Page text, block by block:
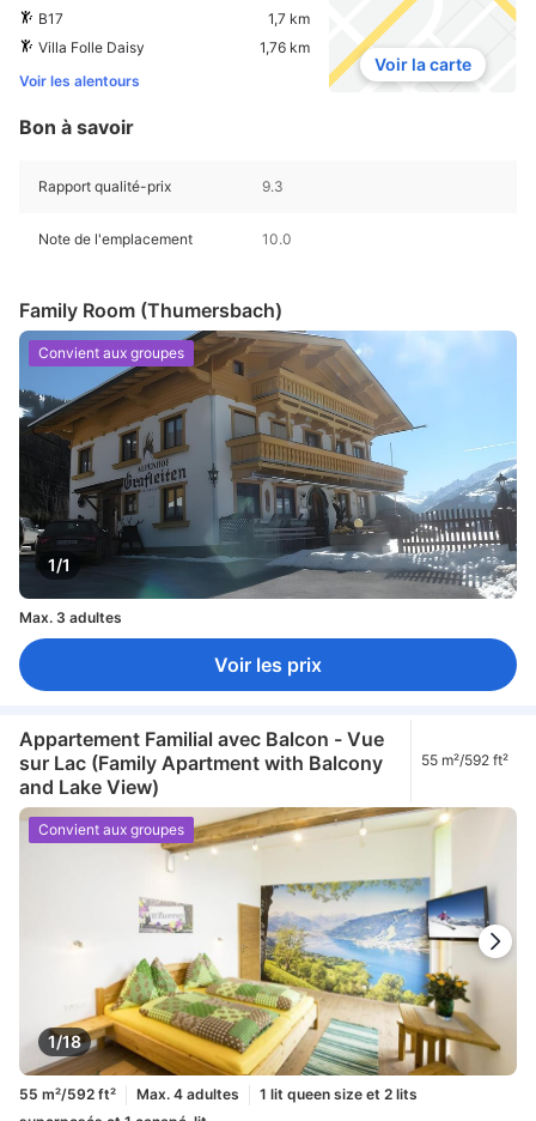
B17
1,7 km
Villa Folle Daisy
1,76 km
Voir les alentours
Voir la carte
Bon à savoir
Rapport qualité-prix 9.3
Note de l'emplacement 10.0
Family Room (Thumersbach)
1/1
Convient aux groupes
Max. 3 adultes
Voir les prix
Appartement Familial avec Balcon - Vue
sur Lac (Family Apartment with Balcony
and Lake View)
55 m²/592 ft²
1/18
Convient aux groupes
55 m²/592 ft² Max. 4 adultes
1 lit queen size et 2 lits